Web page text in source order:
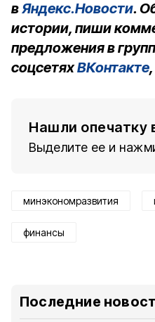
вЯндекс.Новости.
истории, пиши
предложения в
соцсетяхВКонтакте,
Нашли опечатку
Выделите ее и
минэкономразвития
финансы
Последние